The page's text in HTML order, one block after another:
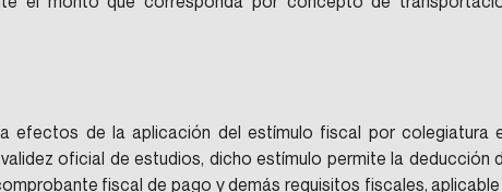
efectos de la aplicación del estímulo fiscal por colegiatura
oficial de estudios, dicho estímulo permite la deducción
fiscal de pago y demás requisitos fiscales,